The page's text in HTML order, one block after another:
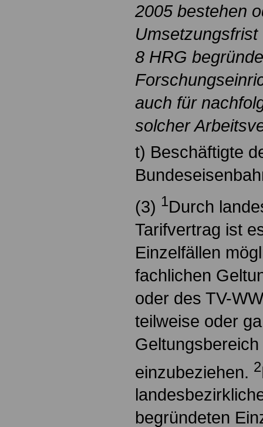
2005 bestehen
8 HRG
auch für
solcher
t) Beschäftigte
(3) 1Durch
Tarifvertrag ist
Einzelfällen
fachlichen
oder des TV-
teilweise oder
einzubeziehen. 2
begründeten